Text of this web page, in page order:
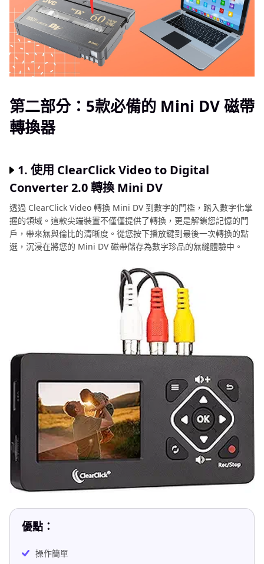
第二部分：5款必備的 Mini DV 磁帶
轉換器
1. 使用 ClearClick Video to Digital
Converter 2.0 轉換 Mini DV
透過 ClearClick Video 轉換 Mini DV 到數字的門檻，踏入數字化掌
握的領域。這款尖端裝置不僅僅提供了轉換，更是解鎖您記憶的門
戶，帶來無與倫比的清晰度。從您按下播放鍵到最後一次轉換的點
選，沉浸在將您的 Mini DV 磁帶儲存為數字珍品的無縫體驗中。
優點：
操作簡單